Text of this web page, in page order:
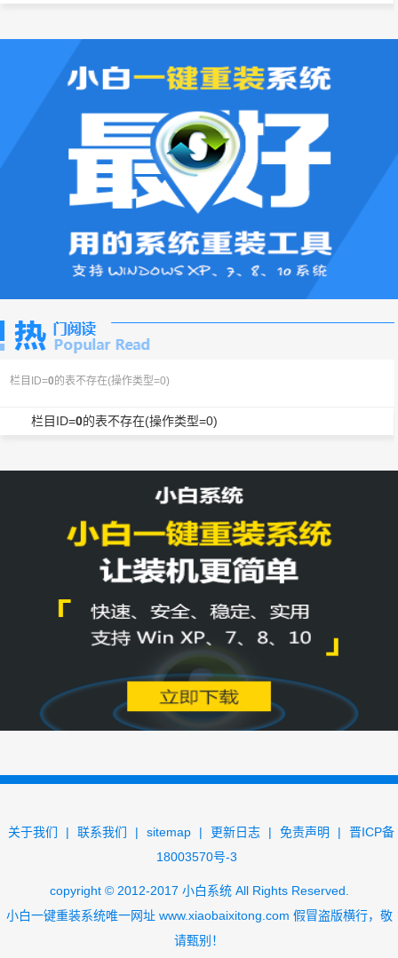
栏目ID=0 的表不存在(操作类型=0)
栏目ID=0的表不存在(操作类型=0)
关于我们 | 联系我们 | sitemap | 更新日志 | 免责声明 |
晋ICP备
18003570号-3
copyright ©2012-2017 小白系统All Rights Reserved.
小白一键重装系统唯一网址 www.xiaobaixitong.com 假冒盗版横行，敬
请甄别！